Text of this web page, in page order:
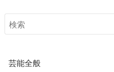
芸能全般